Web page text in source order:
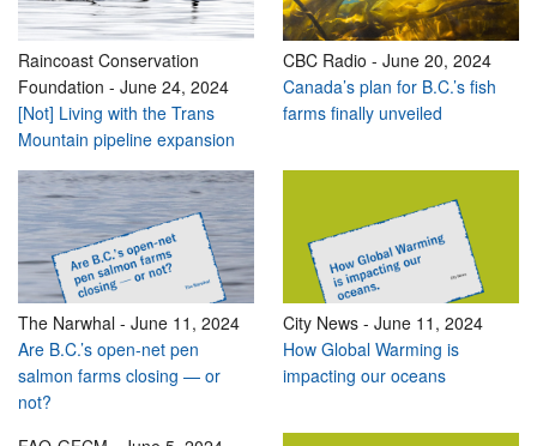
Raincoast Conservation
Foundation - June 24, 2024
[Not] Living with the Trans
Mountain pipeline expansion
CBC Radio - June 20, 2024
Canada’s plan for B.C.’s fish
farms finally unveiled
The Narwhal - June 11, 2024
Are B.C.’s open-net pen
salmon farms closing — or
not?
City News - June 11, 2024
How Global Warming is
impacting our oceans